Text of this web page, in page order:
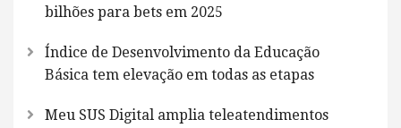
bilhões para bets em 2025
Índice de Desenvolvimento da Educação
Básica tem elevação em todas as etapas
Meu SUS Digital amplia teleatendimentos